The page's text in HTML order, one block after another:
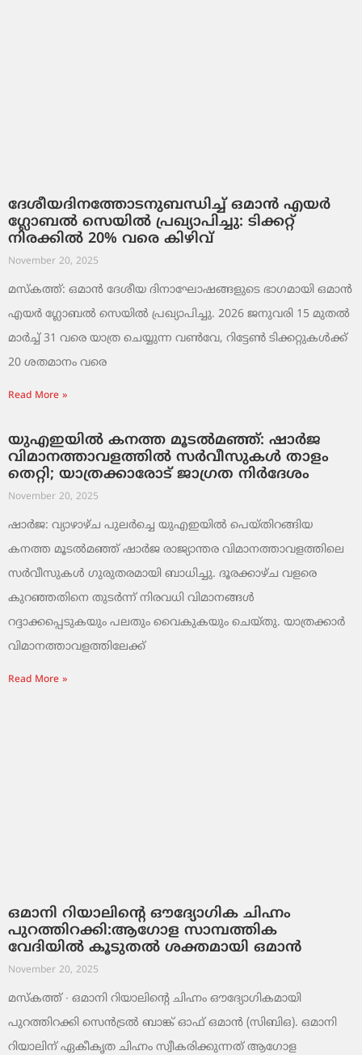
ദേശീയദിനത്തോടനുബന്ധിച്ച് ഒമാൻ എയർ
ഗ്ലോബൽ സെയിൽ പ്രഖ്യാപിച്ചു: ടിക്കറ്റ്
നിരക്കിൽ 20% വരെ കിഴിവ്
November 20, 2025
മസ്‌കത്ത്: ഒമാൻ ദേശീയ ദിനാഘോഷങ്ങളുടെ ഭാഗമായി ഒമാൻ
എയർ ഗ്ലോബൽ സെയിൽ പ്രഖ്യാപിച്ചു. 2026 ജനുവരി 15 മുതൽ
മാർച്ച് 31 വരെ യാത്ര ചെയ്യുന്ന വൺവേ, റിട്ടേൺ ടിക്കറ്റുകൾക്ക്
20 ശതമാനം വരെ
Read More »
യുഎഇയിൽ കനത്ത മൂടൽമഞ്ഞ്: ഷാർജ
വിമാനത്താവളത്തിൽ സർവീസുകൾ താളം
തെറ്റി; യാത്രക്കാരോട് ജാഗ്രത നിർദേശം
November 20, 2025
ഷാർജ: വ്യാഴാഴ്ച പുലർച്ചെ യുഎഇയിൽ പെയ്തിറങ്ങിയ
കനത്ത മൂടൽമഞ്ഞ് ഷാർജ രാജ്യാന്തര വിമാനത്താവളത്തിലെ
സർവീസുകൾ ഗുരുതരമായി ബാധിച്ചു. ദൂരക്കാഴ്ച വളരെ
കുറഞ്ഞതിനെ തുടർന്ന് നിരവധി വിമാനങ്ങൾ
റദ്ദാക്കപ്പെടുകയും പലതും വൈകുകയും ചെയ്തു. യാത്രക്കാർ
വിമാനത്താവളത്തിലേക്ക്
Read More »
ഒമാനി റിയാലിന്റെ ഔദ്യോഗിക ചിഹ്നം
പുറത്തിറക്കി:ആഗോള സാമ്പത്തിക
വേദിയിൽ കൂടുതൽ ശക്തമായി ഒമാൻ
November 20, 2025
മസ്‌കത്ത് ∙ ഒമാനി റിയാലിന്റെ ചിഹ്നം ഔദ്യോഗികമായി
പുറത്തിറക്കി സെൻട്രൽ ബാങ്ക് ഓഫ് ഒമാൻ (സിബിഒ). ഒമാനി
റിയാലിന് ഏകീകൃത ചിഹ്നം സ്വീകരിക്കുന്നത് ആഗോള